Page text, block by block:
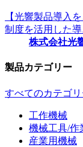
【光響製品導入
制度を活用した
株式会社光
製品カテゴリー
すべてのカテゴリ
工作機械
機械工具/作
産業用機械